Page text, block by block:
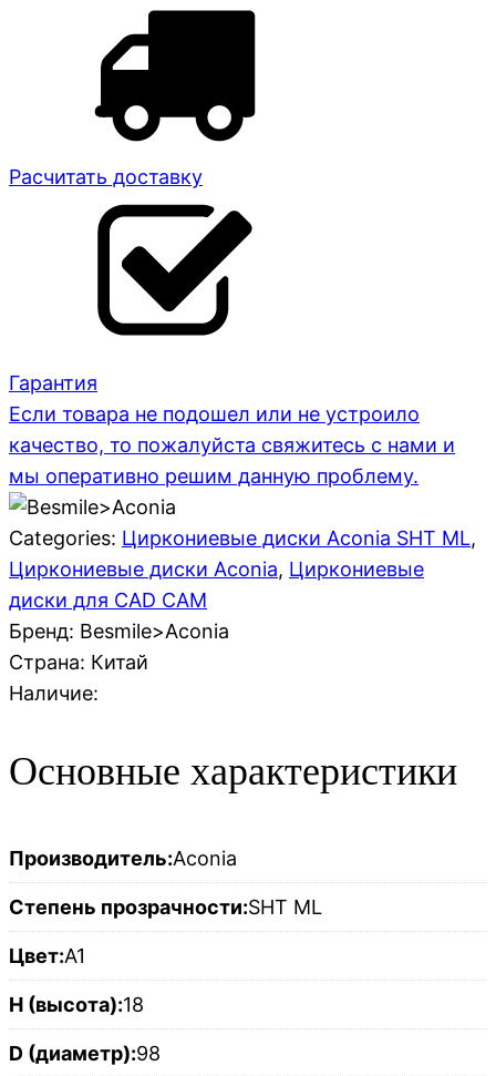
Расчитать доставку
Гарантия
Если товара не подошел или не устроило
качество, то пожалуйста свяжитесь с нами и
мы оперативно решим данную проблему.
Categories: Циркониевые диски Aconia SHT ML,
Циркониевые диски Aconia, Циркониевые
диски для CAD CAM
Бренд: Besmile>Aconia
Страна: Китай
Наличие:
Основные характеристики
Производитель:Aconia
Степень прозрачности:SHT ML
Цвет:A1
H (высота):18
D (диаметр):98